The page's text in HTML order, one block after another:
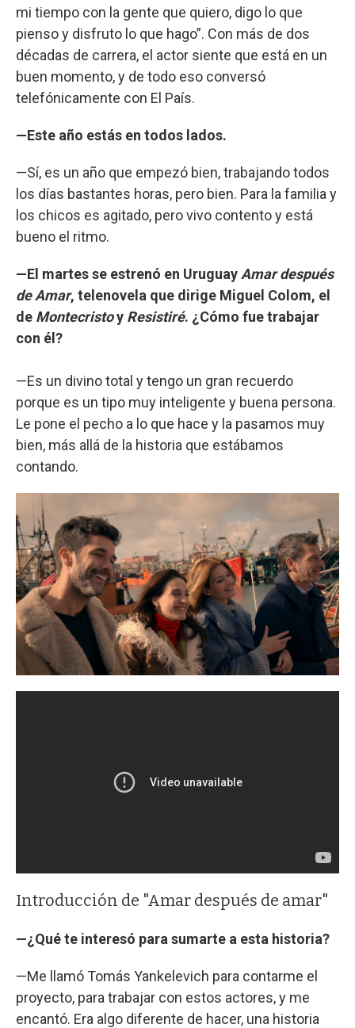
mi tiempo con la gente que quiero, digo lo que
pienso y disfruto lo que hago”. Con más de dos
décadas de carrera, el actor siente que está en un
buen momento, y de todo eso conversó
telefónicamente con El País.
—Este año estás en todos lados.
—Sí, es un año que empezó bien, trabajando todos
los días bastantes horas, pero bien. Para la familia y
los chicos es agitado, pero vivo contento y está
bueno el ritmo.
—El martes se estrenó en Uruguay Amar después
de Amar, telenovela que dirige Miguel Colom, el
de Montecristoy Resistiré. ¿Cómo fue trabajar
con él?
—Es un divino total y tengo un gran recuerdo
porque es un tipo muy inteligente y buena persona.
Le pone el pecho a lo que hace y la pasamos muy
bien, más allá de la historia que estábamos
contando.
Introducción de "Amar después de amar"
—¿Qué te interesó para sumarte a esta historia?
—Me llamó Tomás Yankelevich para contarme el
proyecto, para trabajar con estos actores, y me
encantó. Era algo diferente de hacer, una historia